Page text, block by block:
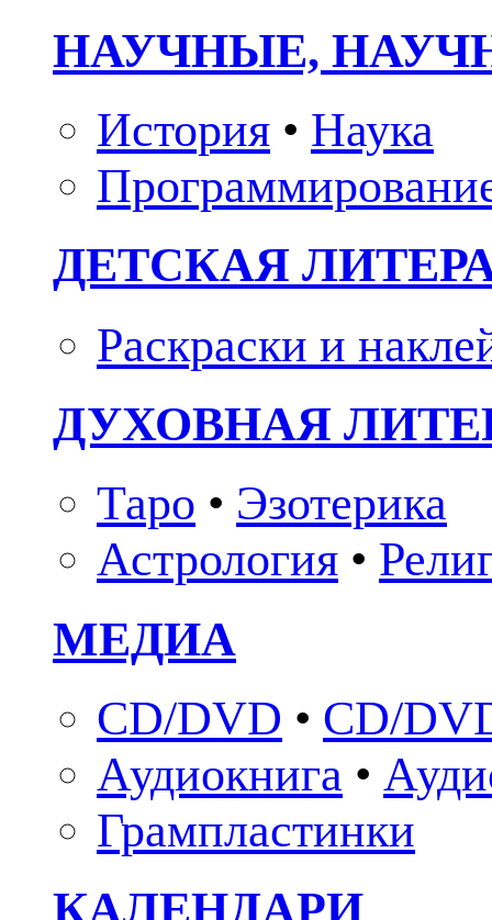
НАУЧНЫЕ,
История • Наука
ДЕТСКАЯ
Раскраски и
ДУХОВНАЯ
Таро • Эзотерика
Астрология •
МЕДИА
CD/DVD • CD/
Аудиокнига •
Грампластинки